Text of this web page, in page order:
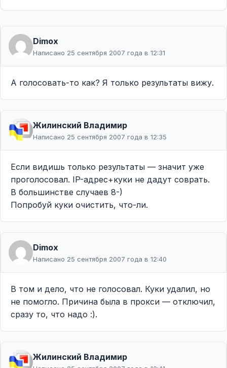
Dimox
Написано 25 сентября 2007 года в 12:31
А голосовать-то как? Я только результаты вижу.
Жилинcкий Владимир
Написано 25 сентября 2007 года в 12:35
Если видишь только результаты — значит уже
проголосовал. IP-адрес+куки не дадут соврать.
В большинстве случаев 8-)
Попробуй куки очистить, что-ли.
Dimox
Написано 25 сентября 2007 года в 12:40
В том и дело, что не голосовал. Куки удалил, но
не помогло. Причина была в прокси — отключил,
сразу то, что надо :).
Жилинcкий Владимир